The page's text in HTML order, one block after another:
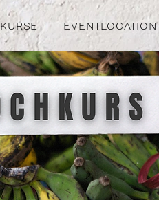
KURSE EVENTLOCATION